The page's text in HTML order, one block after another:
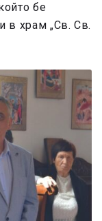
бе
в храм „Св. Св.